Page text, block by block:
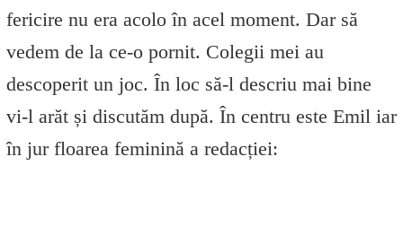
fericire nu era acolo în acel moment. Dar să
vedem de la ce-o pornit. Colegii mei au
descoperit un joc. În loc să-l descriu mai bine
vi-l arăt și discutăm după. În centru este Emil iar
în jur floarea feminină a redacției: